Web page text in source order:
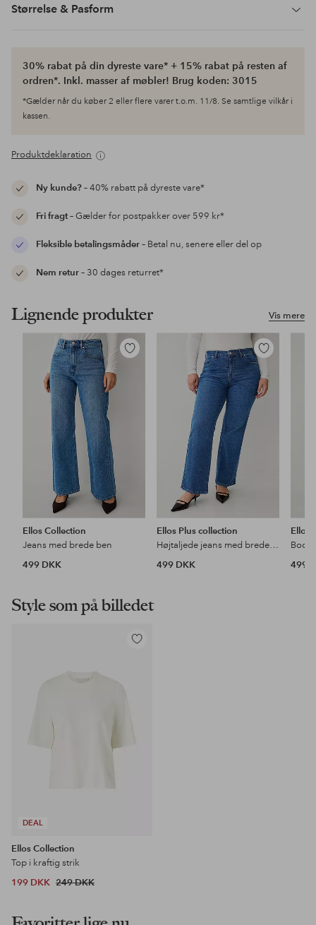
Størrelse & Pasform
30% rabat på din dyreste vare* + 15% rabat på resten af
ordren*. Inkl. masser af møbler! Brug koden: 3015
*Gælder når du køber 2 eller flere varer t.o.m. 11/8. Se samtlige vilkår i
kassen.
Produktdeklaration
Ny kunde?– 40% rabatt på dyreste vare*
Fri fragt– Gælder for postpakker over 599 kr*
Fleksible betalingsmåder– Betal nu, senere eller del op
Nem retur– 30 dages returret*
Vis mere
Lignende produkter
Tilføj
Ellos Collection
Jeans med brede ben
499 DKK
Tilføj
til
favoritter
Ellos Plus collection
Højtaljede jeans med brede ben
499 DKK
Ellos
499
Style som på billedet
DEAL
Tilføj
Ellos Collection
Top i kraftig strik
199 DKK 249 DKK